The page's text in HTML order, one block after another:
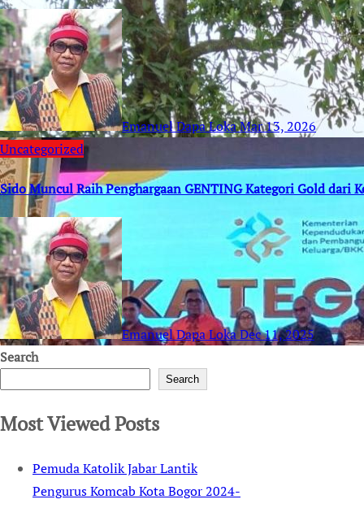
Emanuel Dapa LokaMar 13, 2026
Uncategorized
Sido Muncul Raih Penghargaan GENTING Kategori Gold dari
Emanuel Dapa LokaDec 11, 2025
Search
Search
Most Viewed Posts
Pemuda Katolik Jabar Lantik
Pengurus Komcab Kota Bogor 2024-